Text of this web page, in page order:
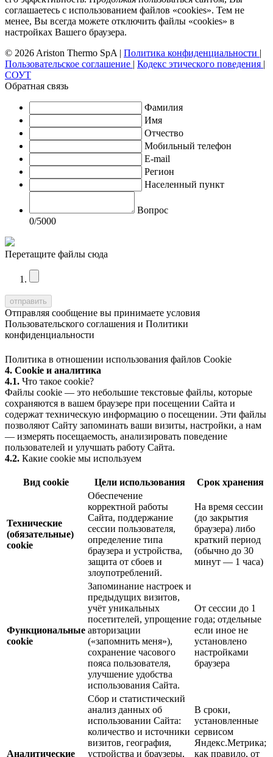
соглашаетесь с использованием файлов «cookies». Тем не
менее, Вы всегда можете отключить файлы «cookies» в
настройках Вашего браузера.
© 2026 Ariston Thermo SpA | Политика конфиденциальности |
Пользовательское соглашение | Кодекс этического поведения |
СОУТ
Обратная связь
Фамилия
Имя
Отчество
Мобильный телефон
E-mail
Регион
Населенный пункт
Вопрос
0/5000
Перетащите файлы сюда
Отправляя сообщение вы принимаете условия
Пользовательского соглашения и Политики
конфиденциальности
Политика в отношении использования файлов Cookie
4. Cookie и аналитика
4.1. Что такое cookie?
Файлы cookie — это небольшие текстовые файлы, которые
сохраняются в вашем браузере при посещении Сайта и
содержат техническую информацию о посещении. Эти файлы
позволяют Сайту запоминать ваши визиты, настройки, а нам
— измерять посещаемость, анализировать поведение
пользователей и улучшать работу Сайта.
4.2. Какие cookie мы используем
Вид cookie Цели использования Срок хранения
Технические
(обязательные)
cookie
Обеспечение
корректной работы
Сайта, поддержание
сессии пользователя,
определение типа
браузера и устройства,
защита от сбоев и
злоупотреблений.
На время сессии
(до закрытия
браузера) либо
краткий период
(обычно до 30
минут — 1 часа)
Функциональные
cookie
Запоминание настроек и
предыдущих визитов,
учёт уникальных
посетителей, упрощение
авторизации
(«запомнить меня»),
сохранение часового
пояса пользователя,
улучшение удобства
использования Сайта.
От сессии до 1
года; отдельные
если иное не
установлено
настройками
браузера
Аналитические
Сбор и статистический
анализ данных об
использовании Сайта:
количество и источники
визитов, география,
устройства и браузеры,
В сроки,
установленные
сервисом
Яндекс.Метрика;
как правило, от